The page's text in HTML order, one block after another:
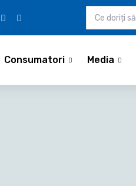
Consumatori Media